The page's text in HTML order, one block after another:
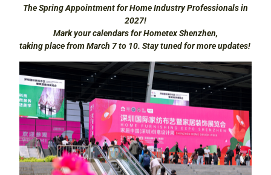
The Spring Appointment for Home Industry Professionals in
2027!
Mark your calendars for Hometex Shenzhen,
taking place from March 7 to 10. Stay tuned for more updates!